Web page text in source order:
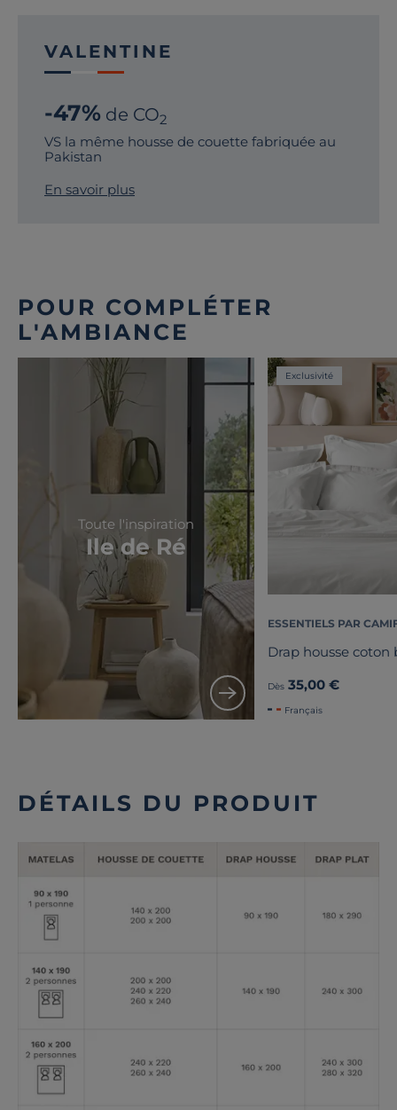
VALENTINE
-47% de CO2
VS la même housse de couette fabriquée au
Pakistan
En savoir plus
POUR COMPLÉTER
L'AMBIANCE
Toute l'inspiration
Ile de Ré
Exclusivité
ESSENTIELS PAR
Drap housse coton
Dès 35,00 €
Français
DÉTAILS DU PRODUIT